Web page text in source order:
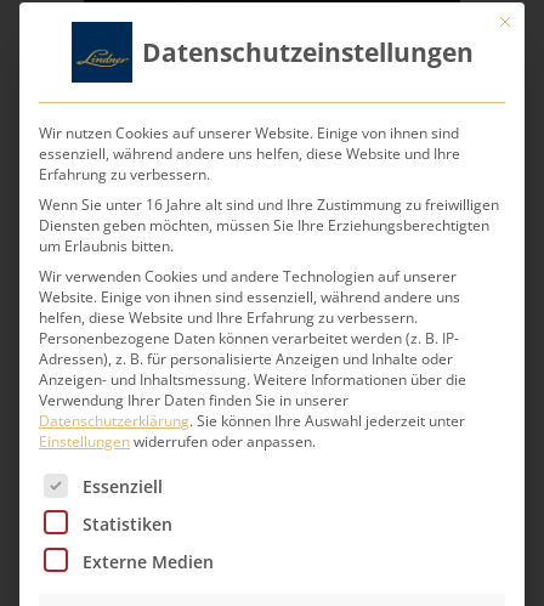
Bauerntorte
Quark-Himbeer
Feiner Mürbeteigboden, gebacken mit einer
Quarkcreme und belegt mit Himbeeren. Verziert
mit gerösteten Mandelblättchen.
Direkt online bestellen >
Mit
Datenschutzeinstellungen
Wir nutzen Cookies auf unserer Website. Einige von ihnen sind
essenziell, während andere uns helfen, diese Website und Ihre
Erfahrung zu verbessern.
Wenn Sie unter 16 Jahre alt sind und Ihre Zustimmung zu freiwilligen
Diensten geben möchten, müssen Sie Ihre Erziehungsberechtigten
um Erlaubnis bitten.
Wir verwenden Cookies und andere Technologien auf unserer
Website. Einige von ihnen sind essenziell, während andere uns
helfen, diese Website und Ihre Erfahrung zu verbessern.
Personenbezogene Daten können verarbeitet werden (z. B. IP-
Adressen), z. B. für personalisierte Anzeigen und Inhalte oder
Anzeigen- und Inhaltsmessung.Weitere Informationen über die
Verwendung Ihrer Daten finden Sie in unserer
Datenschutzerklärung.Sie können Ihre Auswahl jederzeit unter
Einstellungenwiderrufen oder anpassen.
Es folgt eine Liste der Service-Gruppen, für die eine
Essenziell
Statistiken
Externe Medien